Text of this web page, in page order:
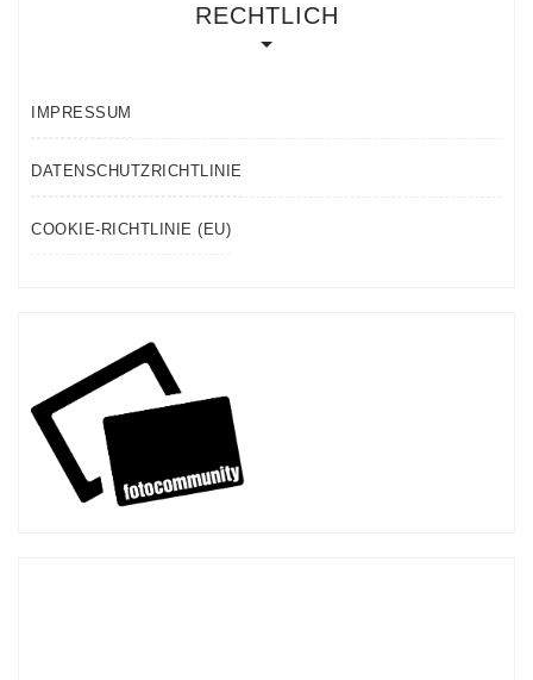
RECHTLICH
IMPRESSUM
DATENSCHUTZRICHTLINIE
COOKIE-RICHTLINIE (EU)